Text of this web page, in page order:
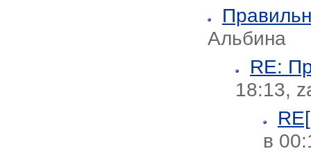
Альбинa
RE:
18:13,
в